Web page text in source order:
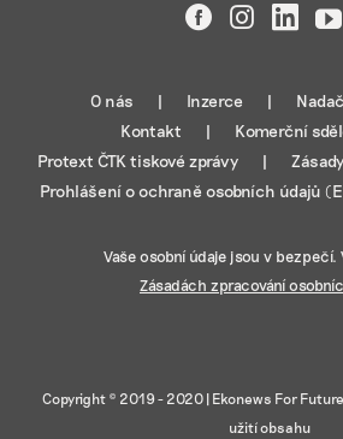
Facebook
O nás Inzerce
Kontakt
Komerční
Protext ČTK tiskové zprávy
Prohlášení o ochraně osobních údajů
Vaše osobní údaje jsou v
Zásadách zpracování
Copyright © 2019 - 2020 | Ekonews For
užití obsahu